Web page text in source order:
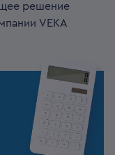
решение
VEKA